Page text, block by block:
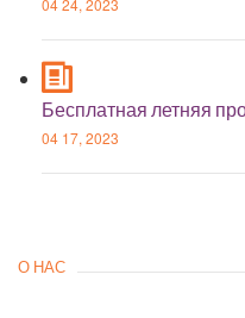
04 24, 2023
Бесплатная летняя
04 17, 2023
О НАС